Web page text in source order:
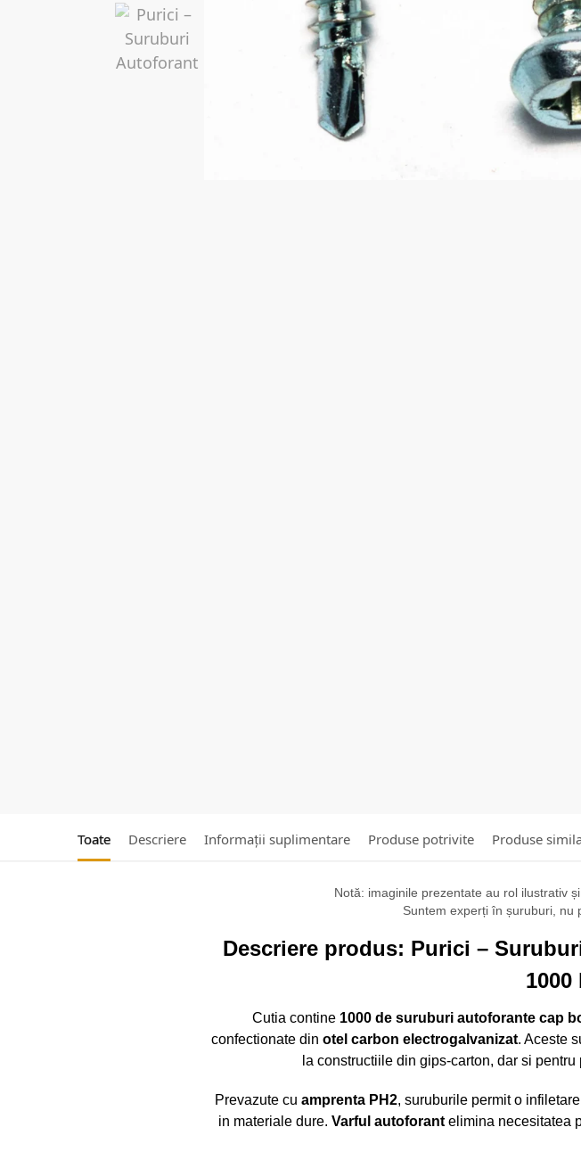
Toate Descriere Informații suplimentare Produse potrivite Produse
Notă: imaginile prezentate au rol ilustrativ
Suntem experți în șuruburi, nu
Descriere produs: Purici –
Cutia contine 1000 de suruburi autoforante cap
confectionate din otel carbon electrogalvanizat. Aceste
la constructiile din gips-carton, dar si
Prevazute cu amprenta PH2, suruburile permit o
in materiale dure. Varful autoforant elimina necesitatea